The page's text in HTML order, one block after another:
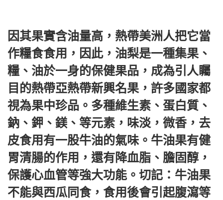
因其果實含油量高，熱帶美洲人把它當
作糧食食用，因此，油梨是一種集果、
糧、油於一身的保健果品，成為引人矚
目的熱帶亞熱帶新興名果，許多國家都
視為果中珍品。多種維生素、蛋白質、
鈉、鉀、鎂、等元素，味淡，微香，去
皮食用有一股牛油的氣味。牛油果有健
胃清腸的作用，還有降血脂、膽固醇，
保護心血管等強大功能。切記：牛油果
不能與西瓜同食，食用後會引起腹瀉等